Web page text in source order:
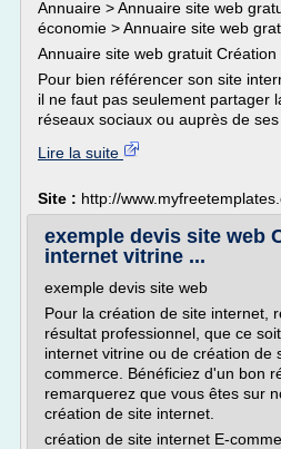
Annuaire > Annuaire site web
économie > Annuaire site web
Annuaire site web gratuit
Pour bien référencer son site
il ne faut pas seulement partager
réseaux sociaux ou auprès de ses
Lire la suite
Site : http://
exemple devis site web
internet vitrine ...
exemple devis site web
Pour la création de site internet,
résultat professionnel, que ce
internet vitrine ou de création de
commerce. Bénéficiez d'un bon
remarquerez que vous êtes sur
création de site internet.
création de site internet E-